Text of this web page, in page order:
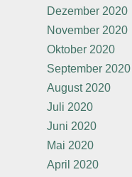
Dezember 2020
November 2020
Oktober 2020
September 2020
August 2020
Juli 2020
Juni 2020
Mai 2020
April 2020